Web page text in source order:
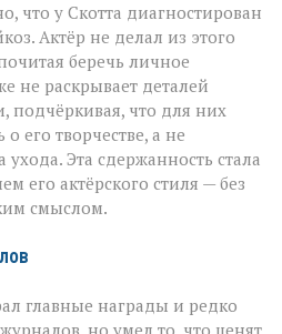
что у Скотта диагностирован
Актёр не делал из этого
беречь личное
не раскрывает деталей
подчёркивая, что для них
его творчестве, а не
ухода. Эта сдержанность стала
его актёрского стиля — без
смыслом.
главные награды и редко